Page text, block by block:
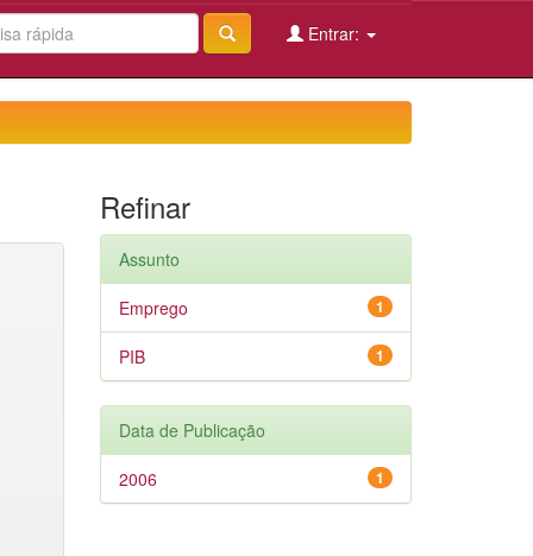
Entrar:
Refinar
Assunto
1
Emprego
1
PIB
Data de Publicação
1
2006